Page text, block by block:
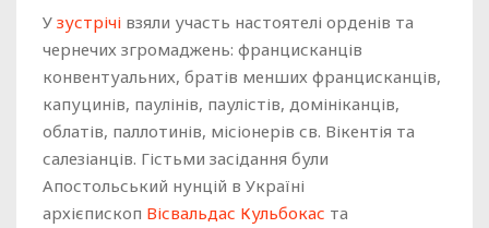
У зустрічі взяли участь настоятелі орденів та
чернечих згромаджень: францисканців
конвентуальних, братів менших францисканців,
капуцинів, паулінів, паулістів, домініканців,
облатів, паллотинів, місіонерів св. Вікентія та
салезіанців. Гістьми засідання були
Апостольський нунцій в Україні
архієпископ Вісвальдас Кульбокас та